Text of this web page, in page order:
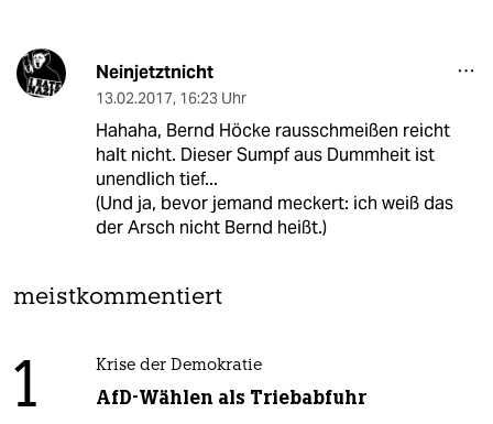
Neinjetztnicht
13.02.2017, 16:23 Uhr
Hahaha, Bernd Höcke rausschmeißen reicht
halt nicht. Dieser Sumpf aus Dummheit ist
unendlich tief...
(Und ja, bevor jemand meckert: ich weiß das
der Arsch nicht Bernd heißt.)
meistkommentiert
1 Krise der Demokratie
AfD-Wählen als Triebabfuhr